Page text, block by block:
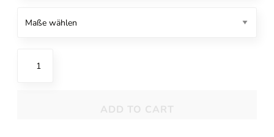
Kinder-
ADD TO CART
[borlabs-cookie id="booking-time" type="content-blocker"]